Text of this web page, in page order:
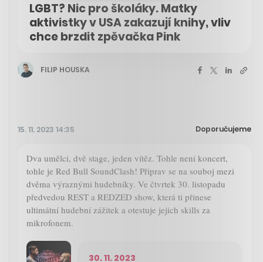
LGBT? Nic pro školáky. Matky
aktivistky v USA zakazují knihy, vliv
chce brzdit zpěvačka Pink
FILIP HOUSKA
15. 11. 2023 14:35 Doporučujeme
Dva umělci, dvě stage, jeden vítěz. Tohle není koncert,
tohle je Red Bull SoundClash! Připrav se na souboj mezi
dvěma výraznými hudebníky. Ve čtvrtek 30. listopadu
předvedou REST a REDZED show, která ti přinese
ultimátní hudební zážitek a otestuje jejich skills za
mikrofonem.
30. 11. 2023